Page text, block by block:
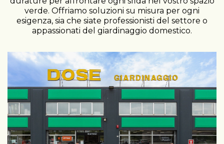
verde. Offriamo soluzioni su misura per ogni
esigenza, sia che siate professionisti del settore o
appassionati del giardinaggio domestico.